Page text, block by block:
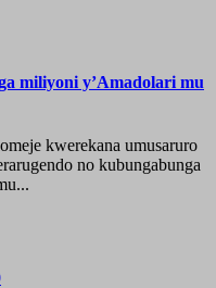
miliyoni y’Amadolari mu
kwerekana umusaruro
no kubungabunga